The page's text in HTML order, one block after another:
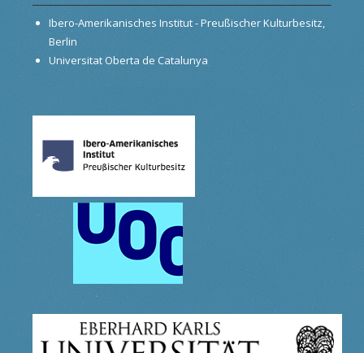
Ibero-Amerikanisches Institut - Preußischer Kulturbesitz,
Berlin
Universitat Oberta de Catalunya